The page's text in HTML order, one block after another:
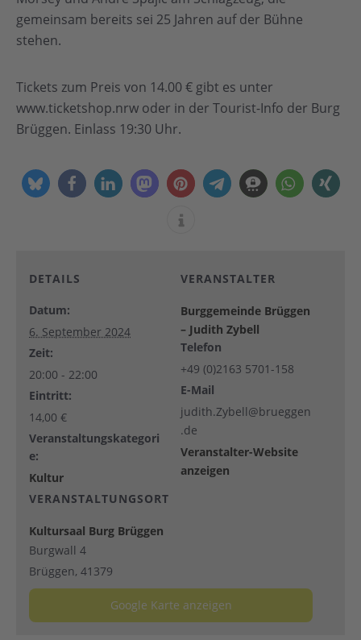
gemeinsam bereits sei 25 Jahren auf der Bühne
stehen.
Tickets zum Preis von 14.00 € gibt es unter
www.ticketshop.nrw oder in der Tourist-Info der Burg
Brüggen. Einlass 19:30 Uhr.
DETAILS
Datum:
6. September 2024
Zeit:
20:00 - 22:00
Eintritt:
14,00 €
Veranstaltungskategori
e:
Kultur
VERANSTALTUNGSORT
Kultursaal Burg Brüggen
Burgwall 4
Brüggen, 41379
Google Karte anzeigen
VERANSTALTER
Burggemeinde Brüggen
– Judith Zybell
Telefon
+49 (0)2163 5701-158
E-Mail
judith.Zybell@brueggen
.de
Veranstalter-Website
anzeigen